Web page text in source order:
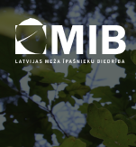
Pārlekt
galveno
saturu